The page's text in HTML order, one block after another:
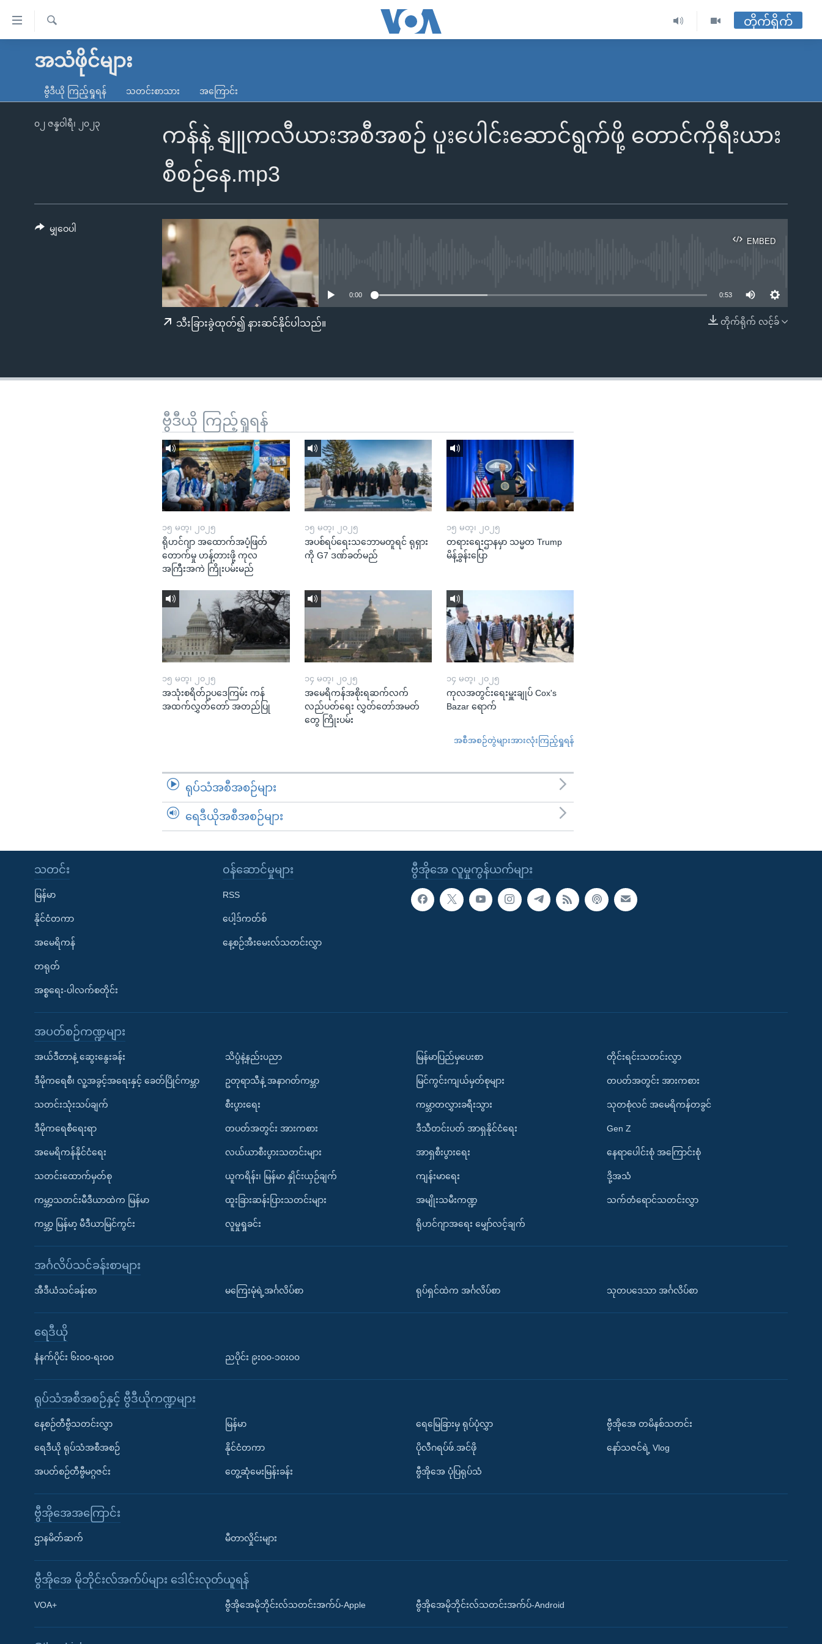
လွယ်ကူ
သည့်
ရန်
မူလစာမျက်နှာ
ကမ္ဘာ့သတင်းများ
နိုင်ငံတကာ
မကြေးမုံရဲ့ အင်္ဂလိပ်စာ
ရေဒီယို
ရေဒီယိုနှင့်ရုပ်သံ အချက်အလက်များ
Learning English
ရ
တိုက်ရိုက်
အသံဖိုင်များ
ဗွီဒီယို ကြည့်ရှုရန် သတင်းစာသား အကြောင်း
ကန်နဲ့ နျူကလီယားအစီအစဉ် ပူးပေါင်းဆောင်ရွက်ဖို့ တောင်ကိုရီးယား
စီစဉ်နေ.mp3
၀၂ ဇန္နဝါရီ၊ ၂၀၂၃
EMBED
EMBED
0:00 0:53
တိုက်ရိုက် လင့်ခ်
သီးခြားခွဲထုတ်၍ နားဆင်နိုင်ပါသည်။
မျှဝေပါ
ဗွီဒီယို ကြည့်ရှုရန်
၁၅ မတ္၊ ၂၀၂၅
ရိုဟင်ဂျာ အထောက်အပံ့ဖြတ်
တောက်မှု ဟန့်တားဖို့ ကုလ
အကြီးအကဲ ကြိုးပမ်းမည်
၁၅ မတ္၊ ၂၀၂၅
အပစ်ရပ်ရေးသဘောမတူရင် ရုရှား
ကို G7 ဒဏ်ခတ်မည်
၁၅ မတ္၊ ၂၀၂၅
တရားရေးဌာနမှာ သမ္မတ Trump
မိန့်ခွန်းပြော
၁၅ မတ္၊ ၂၀၂၅
အသုံးစရိတ်ဥပဒေကြမ်း ကန်
အထက်လွှတ်တော် အတည်ပြု
၁၄ မတ္၊ ၂၀၂၅
အမေရိကန်အစိုးရဆက်လက်
လည်ပတ်ရေး လွှတ်တော်အမတ်
တွေ ကြိုးပမ်း
၁၄ မတ္၊ ၂၀၂၅
ကုလအတွင်းရေးမှူးချုပ် Cox's
Bazar ရောက်
အစီအစဉ်တွဲများအားလုံးကြည့်ရှုရန်
ရုပ်သံအစီအစဉ်များ
ရေဒီယိုအစီအစဉ်များ
ဗွီအိုအေ လူမှုကွန်ယက်များ
သတင်း
မြန်မာ
နိုင်ငံတကာ
အမေရိကန်
တရုတ်
အစ္စရေး-ပါလက်စတိုင်း
၀န်ဆောင်မှုများ
RSS
ပေါ့ဒ်ကတ်စ်
နေ့စဉ်အီးမေးလ်သတင်းလွှာ
အပတ်စဉ်ကဏ္ဍများ
အယ်ဒီတာနဲ့ ဆွေးနွေးခန်း
ဒီမိုကရေစီ၊ လူ့အခွင့်အရေးနှင့် ခေတ်ပြိုင်ကမ္ဘာ
သတင်းသုံးသပ်ချက်
ဒီမိုကရေစီရေးရာ
အမေရိကန်နိုင်ငံရေး
သတင်းထောက်မှတ်စု
ကမ္ဘာ့သတင်းမီဒီယာထဲက မြန်မာ
ကမ္ဘာ့ မြန်မာ့ မီဒီယာမြင်ကွင်း
သိပ္ပံနဲ့နည်းပညာ
ဥတုရာသီနဲ့ အနာဂတ်ကမ္ဘာ
စီးပွားရေး
တပတ်အတွင်း အားကစား
လယ်ယာစီးပွားသတင်းများ
ယူကရိန်း၊ မြန်မာ နှိုင်းယှဉ်ချက်
ထူးခြားဆန်းပြားသတင်းများ
လူမှုရှုခင်း
မြန်မာပြည်မှပေးစာ
မြင်ကွင်းကျယ်မှတ်စုများ
ကမ္ဘာတလွှားခရီးသွား
ဒီသီတင်းပတ် အာရှနိုင်ငံရေး
အာရှစီးပွားရေး
ကျန်းမာရေး
အမျိုးသမီးကဏ္ဍ
ရိုဟင်ဂျာအရေး မျှော်လင့်ချက်
တိုင်းရင်းသတင်းလွှာ
တပတ်အတွင်း အားကစား
သုတစုံလင် အမေရိကန်တခွင်
Gen Z
နေရာပေါင်းစုံ အကြောင်းစုံ
ဒို့အသံ
သက်တံရောင်သတင်းလွှာ
အင်္ဂလိပ်သင်ခန်းစာများ
အီဒီယံသင်ခန်းစာ မကြေးမုံရဲ့အင်္ဂလိပ်စာ ရုပ်ရှင်ထဲက အင်္ဂလိပ်စာ သုတပဒေသာ အင်္ဂလိပ်စာ
ရေဒီယို
နံနက်ပိုင်း ၆း၀၀-ရး၀၀ ညပိုင်း ၉း၀၀-၁၀း၀၀
ရုပ်သံအစီအစဉ်နှင့် ဗွီဒီယိုကဏ္ဍများ
နေ့စဉ်တီဗွီသတင်းလွှာ
ရေဒီယို ရုပ်သံအစီအစဉ်
အပတ်စဉ်တီဗွီမဂ္ဂဇင်း
မြန်မာ
နိုင်ငံတကာ
တွေ့ဆုံမေးမြန်းခန်း
ရေမြေခြားမှ ရုပ်ပုံလွှာ
ပိုလီဂရပ်ဖ်.အင်ဖို
ဗွီအိုအေ ပုံပြရုပ်သံ
ဗွီအိုအေ တမိနစ်သတင်း
နော်သဇင်ရဲ့ Vlog
ဗွီအိုအေအကြောင်း
ဌာနမိတ်ဆက် မီတာလှိုင်းများ
ဗွီအိုအေ မိုဘိုင်းလ်အက်ပ်များ ဒေါင်းလုတ်ယူရန်
VOA+ ဗွီအိုအေမိုဘိုင်းလ်သတင်းအက်ပ်-Apple ဗွီအိုအေမိုဘိုင်းလ်သတင်းအက်ပ်-Android